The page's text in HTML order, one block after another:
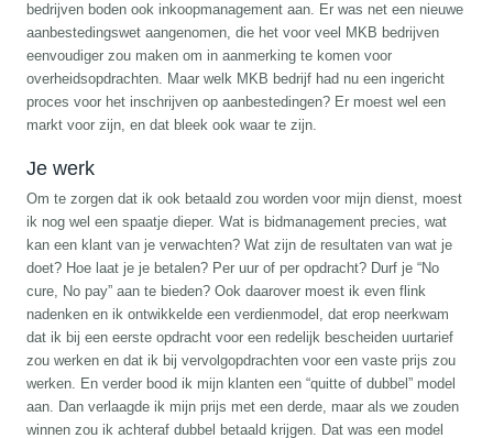
bedrijven boden ook inkoopmanagement aan. Er was net een nieuwe
aanbestedingswet aangenomen, die het voor veel MKB bedrijven
eenvoudiger zou maken om in aanmerking te komen voor
overheidsopdrachten. Maar welk MKB bedrijf had nu een ingericht
proces voor het inschrijven op aanbestedingen? Er moest wel een
markt voor zijn, en dat bleek ook waar te zijn.
Je werk
Om te zorgen dat ik ook betaald zou worden voor mijn dienst, moest
ik nog wel een spaatje dieper. Wat is bidmanagement precies, wat
kan een klant van je verwachten? Wat zijn de resultaten van wat je
doet? Hoe laat je je betalen? Per uur of per opdracht? Durf je “No
cure, No pay” aan te bieden? Ook daarover moest ik even flink
nadenken en ik ontwikkelde een verdienmodel, dat erop neerkwam
dat ik bij een eerste opdracht voor een redelijk bescheiden uurtarief
zou werken en dat ik bij vervolgopdrachten voor een vaste prijs zou
werken. En verder bood ik mijn klanten een “quitte of dubbel” model
aan. Dan verlaagde ik mijn prijs met een derde, maar als we zouden
winnen zou ik achteraf dubbel betaald krijgen. Dat was een model